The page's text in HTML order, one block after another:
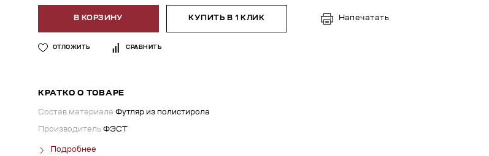
В КОРЗИНУ КУПИТЬ В 1 КЛИК Напечатать
ОТЛОЖИТЬ СРАВНИТЬ
КРАТКО О ТОВАРЕ
Состав материала Футляр из полистирола
Производитель ФЭСТ
Подробнее